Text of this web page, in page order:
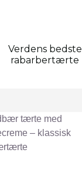
Verdens bedste
rabarbertærte